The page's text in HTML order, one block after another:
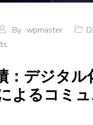
By wpmaster
：デジタル
よるコミ